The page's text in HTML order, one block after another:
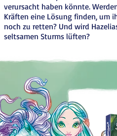
verursacht haben könnte.
Kräften eine Lösung finden, um
noch zu retten? Und wird
seltsamen Sturms lüften?